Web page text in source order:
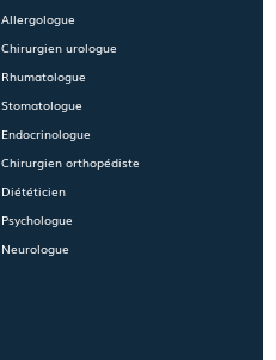
Allergologue
Chirurgien urologue
Rhumatologue
Stomatologue
Endocrinologue
Chirurgien orthopédiste
Diététicien
Psychologue
Neurologue